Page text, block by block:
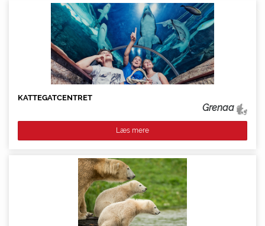
KATTEGATCENTRET
Grenaa
Læs mere